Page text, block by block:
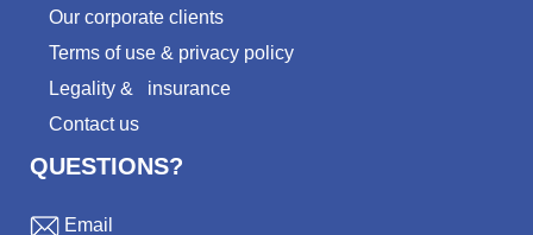
Our corporate clients
Terms of use & privacy policy
Legality &
insurance
Contact us
QUESTIONS?
Email